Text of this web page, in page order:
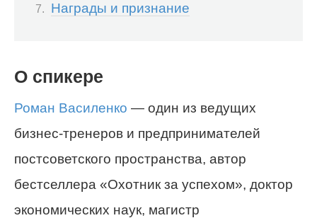
Награды и признание
О спикере
Роман Василенко — один из ведущих
бизнес-тренеров и предпринимателей
постсоветского пространства, автор
бестселлера «Охотник за успехом», доктор
экономических наук, магистр